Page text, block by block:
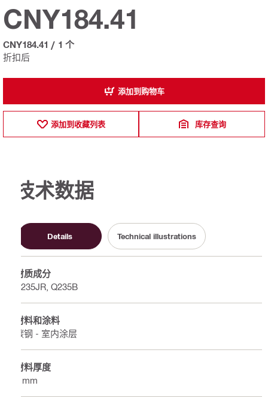
折扣后
CNY184.41
CNY184.41 / 1 个
添加到购物车
添加到收藏列表 库存查询
技术数据
Details Technical illustrations
材质成分
S235JR, Q235B
材料和涂料
碳钢 - 室内涂层
材料厚度
4 mm